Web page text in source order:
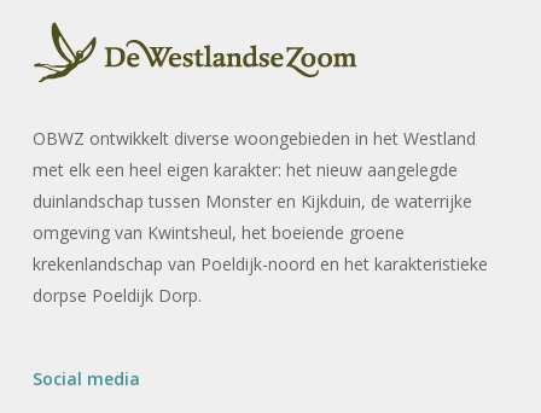
OBWZ ontwikkelt diverse woongebieden in het Westland
met elk een heel eigen karakter: het nieuw aangelegde
duinlandschap tussen Monster en Kijkduin, de waterrijke
omgeving van Kwintsheul, het boeiende groene
krekenlandschap van Poeldijk-noord en het karakteristieke
dorpse Poeldijk Dorp.
Social media